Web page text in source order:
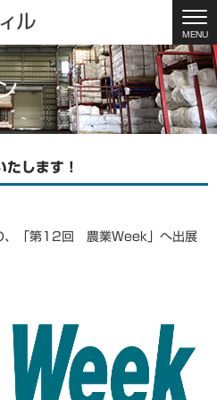
MENU
します！
「第12回 農業Week」へ出展